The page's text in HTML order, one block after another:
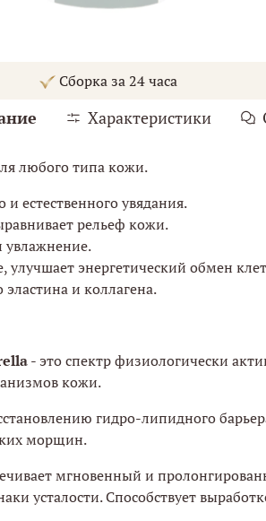
Сборка за 24 часа
Характеристики
любого типа кожи.
естественного увядания.
рельеф кожи.
увлажнение.
улучшает энергетический обмен
эластина и коллагена.
- это спектр физиологически
кожи.
гидро-липидного
морщин.
мгновенный и
усталости. Способствует